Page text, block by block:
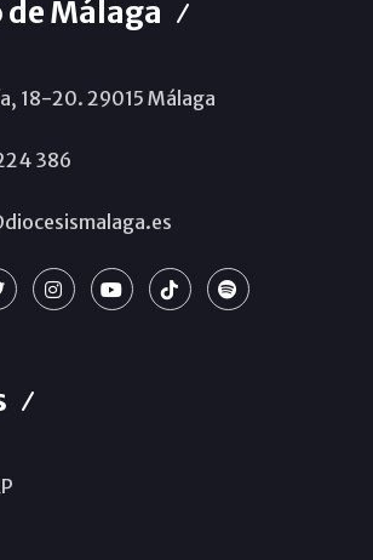
Málaga
18-20. 29015 Málaga
386